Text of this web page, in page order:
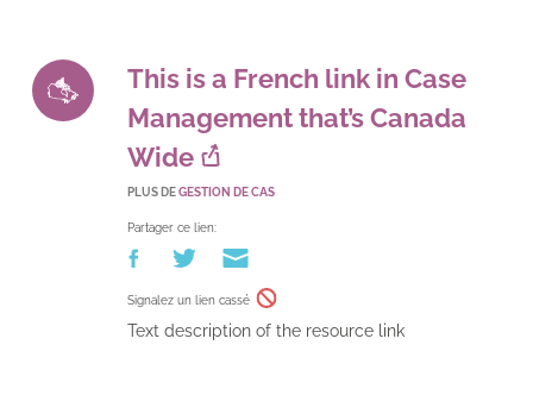
This is a French link in Case
Management that’s Canada
Wide
PLUS DEGESTION DE CAS
Partager ce lien:
Signalez un lien cassé
Text description of the resource link